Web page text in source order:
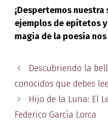
¡Despertemos
ejemplos de epítetos
magia de la poesía
Descubriendo la
conocidos que debes
Hijo de la Luna: El
Federico García Lorca